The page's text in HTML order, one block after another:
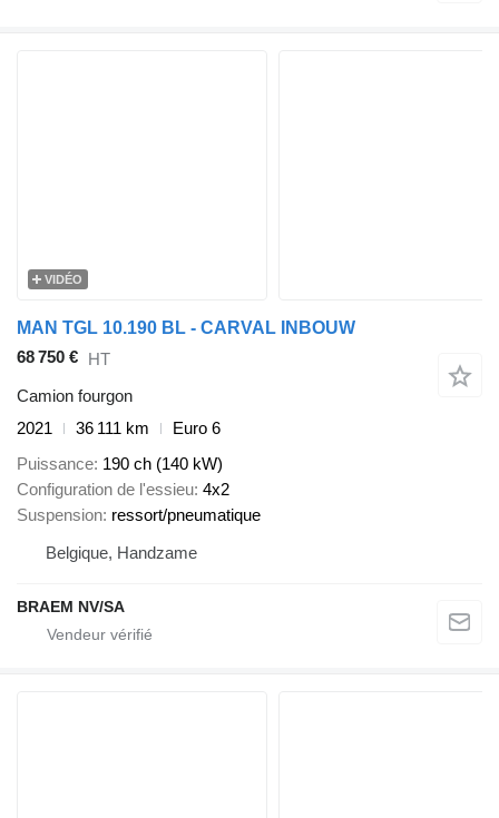
VIDÉO
MAN TGL 10.190 BL - CARVAL INBOUW
68 750 € HT
Camion fourgon
2021
36 111 km
Euro 6
Puissance 190 ch (140 kW)
Configuration de l'essieu 4x2
Suspension ressort/pneumatique
Belgique, Handzame
BRAEM NV/SA